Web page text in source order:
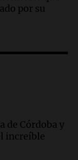
por su
de Córdoba y
increíble